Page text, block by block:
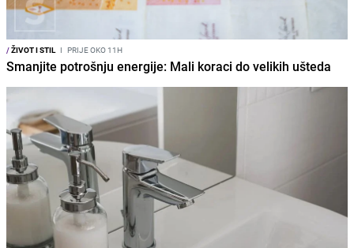
/ŽIVOT I STIL I PRIJE OKO 11H
Smanjite potrošnju energije: Mali koraci do velikih ušteda